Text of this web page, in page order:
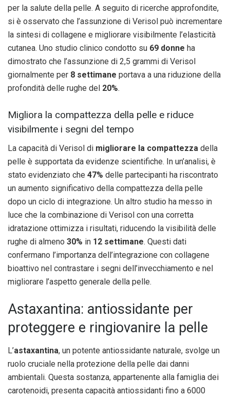
per la salute della pelle. A seguito di ricerche approfondite,
si è osservato che l’assunzione di Verisol può incrementare
la sintesi di collagene e migliorare visibilmente l’elasticità
cutanea. Uno studio clinico condotto su 69 donne ha
dimostrato che l’assunzione di 2,5 grammi di Verisol
giornalmente per 8 settimane portava a una riduzione della
profondità delle rughe del 20%.
Migliora la compattezza della pelle e riduce
visibilmente i segni del tempo
La capacità di Verisol di migliorare la compattezza della
pelle è supportata da evidenze scientifiche. In un’analisi, è
stato evidenziato che 47% delle partecipanti ha riscontrato
un aumento significativo della compattezza della pelle
dopo un ciclo di integrazione. Un altro studio ha messo in
luce che la combinazione di Verisol con una corretta
idratazione ottimizza i risultati, riducendo la visibilità delle
rughe di almeno 30% in 12 settimane. Questi dati
confermano l’importanza dell’integrazione con collagene
bioattivo nel contrastare i segni dell’invecchiamento e nel
migliorare l’aspetto generale della pelle.
Astaxantina: antiossidante per
proteggere e ringiovanire la pelle
L’astaxantina, un potente antiossidante naturale, svolge un
ruolo cruciale nella protezione della pelle dai danni
ambientali. Questa sostanza, appartenente alla famiglia dei
carotenoidi, presenta capacità antiossidanti fino a 6000